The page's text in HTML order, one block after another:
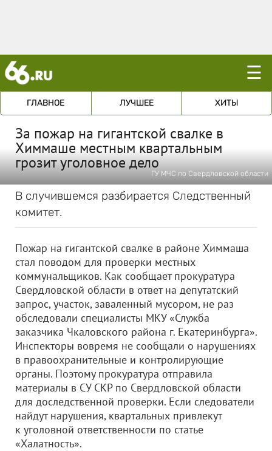
☰
ГЛАВНОЕ ЛУЧШЕЕ ХИТЫ
За пожар на гигантской свалке в
Химмаше местным квартальным
грозит уголовное дело
ГУ МЧС по Свердловской области
В случившемся разбирается Следственный
комитет.
Пожар на гигантской свалке в районе Химмаша
стал поводом для проверки местных
коммунальщиков. Как сообщает прокуратура
Свердловской области в ответ на депутатский
запрос, участок, заваленный мусором, не раз
обследовали специалисты МКУ «Служба
заказчика Чкаловского района г. Екатеринбурга».
Инспекторы вовремя не сообщали о нарушениях
в правоохранительные и контролирующие
органы. Поэтому прокуратура отправила
материалы в СУ СКР по Свердловской области
для доследственной проверки. Если следователи
найдут нарушения, квартальных привлекут
к уголовной ответственности по статье
«Халатность».